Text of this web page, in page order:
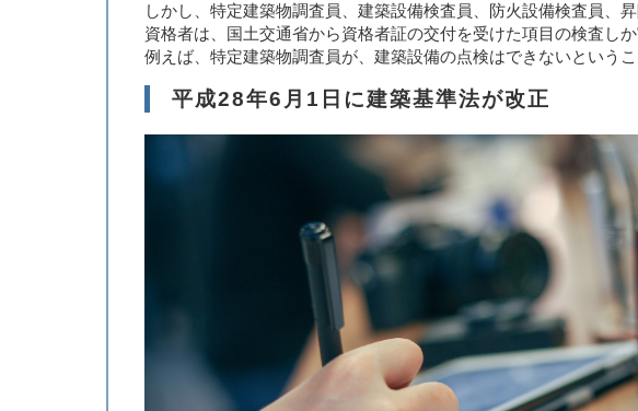
しかし、特定建築物調査員、建築設備検査員、防火設備検査員、
資格者は、国土交通省から資格者証の交付を受けた項目の検査し
例えば、特定建築物調査員が、建築設備の点検はできないというこ
平成28年6月1日に建築基準法が改正